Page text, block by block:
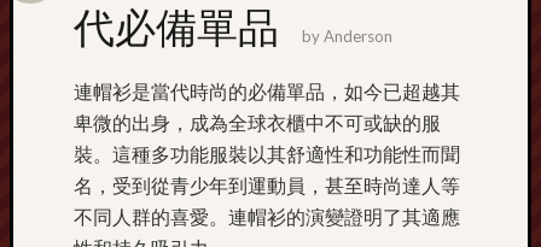
代必備單品
byAnderson
連帽衫是當代時尚的必備單品，如今已超越其
卑微的出身，成為全球衣櫃中不可或缺的服
裝。這種多功能服裝以其舒適性和功能性而聞
名，受到從青少年到運動員，甚至時尚達人等
不同人群的喜愛。連帽衫的演變證明了其適應